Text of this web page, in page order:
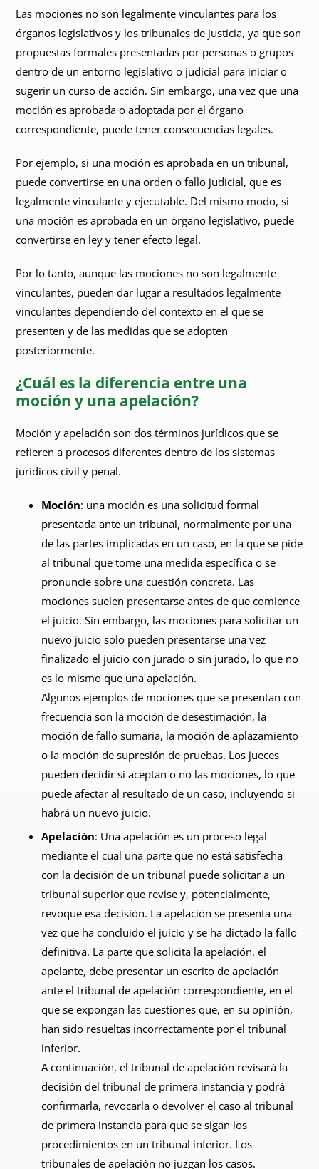
Las mociones no son legalmente vinculantes para los
órganos legislativos y los tribunales de justicia, ya que son
propuestas formales presentadas por personas o grupos
dentro de un entorno legislativo o judicial para iniciar o
sugerir un curso de acción. Sin embargo, una vez que una
moción es aprobada o adoptada por el órgano
correspondiente, puede tener consecuencias legales.
Por ejemplo, si una moción es aprobada en un tribunal,
puede convertirse en una orden o fallo judicial, que es
legalmente vinculante y ejecutable. Del mismo modo, si
una moción es aprobada en un órgano legislativo, puede
convertirse en ley y tener efecto legal.
Por lo tanto, aunque las mociones no son legalmente
vinculantes, pueden dar lugar a resultados legalmente
vinculantes dependiendo del contexto en el que se
presenten y de las medidas que se adopten
posteriormente.
¿Cuál es la diferencia entre una
moción y una apelación?
Moción y apelación son dos términos jurídicos que se
refieren a procesos diferentes dentro de los sistemas
jurídicos civil y penal.
Moción: una moción es una solicitud formal
presentada ante un tribunal, normalmente por una
de las partes implicadas en un caso, en la que se pide
al tribunal que tome una medida específica o se
pronuncie sobre una cuestión concreta. Las
mociones suelen presentarse antes de que comience
el juicio. Sin embargo, las mociones para solicitar un
nuevo juicio solo pueden presentarse una vez
finalizado el juicio con jurado o sin jurado, lo que no
es lo mismo que una apelación.
Algunos ejemplos de mociones que se presentan con
frecuencia son la moción de desestimación, la
moción de fallo sumaria, la moción de aplazamiento
o la moción de supresión de pruebas. Los jueces
pueden decidir si aceptan o no las mociones, lo que
puede afectar al resultado de un caso, incluyendo si
habrá un nuevo juicio.
Apelación: Una apelación es un proceso legal
mediante el cual una parte que no está satisfecha
con la decisión de un tribunal puede solicitar a un
tribunal superior que revise y, potencialmente,
revoque esa decisión. La apelación se presenta una
vez que ha concluido el juicio y se ha dictado la fallo
definitiva. La parte que solicita la apelación, el
apelante, debe presentar un escrito de apelación
ante el tribunal de apelación correspondiente, en el
que se expongan las cuestiones que, en su opinión,
han sido resueltas incorrectamente por el tribunal
inferior.
A continuación, el tribunal de apelación revisará la
decisión del tribunal de primera instancia y podrá
confirmarla, revocarla o devolver el caso al tribunal
de primera instancia para que se sigan los
procedimientos en un tribunal inferior. Los
tribunales de apelación no juzgan los casos.